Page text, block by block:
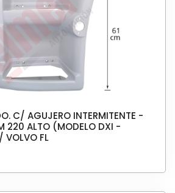
C/ AGUJERO INTERMITENTE -
220 ALTO (MODELO DXI -
VOLVO FL